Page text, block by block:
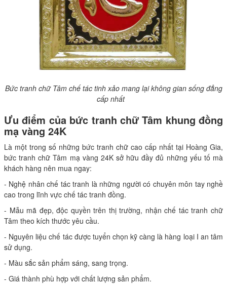
Bức tranh chữ Tâm chế tác tinh xảo mang lại không gian sống đẳng
cấp nhất
Ưu điểm của bức tranh chữ Tâm khung đồng
mạ vàng 24K
Là một trong số những bức tranh chữ cao cấp nhất tại Hoàng Gia,
bức tranh chữ Tâm mạ vàng 24K sở hữu đầy đủ những yếu tố mà
khách hàng nên mua ngay:
- Nghệ nhân chế tác tranh là những người có chuyên môn tay nghề
cao trong lĩnh vực chế tác tranh đồng.
- Mẫu mã đẹp, độc quyền trên thị trường, nhận chế tác tranh chữ
Tâm theo kích thước yêu cầu.
- Nguyên liệu chế tác được tuyển chọn kỹ càng là hàng loại I an tâm
sử dụng.
- Màu sắc sản phẩm sáng, sang trọng.
- Giá thành phù hợp với chất lượng sản phẩm.